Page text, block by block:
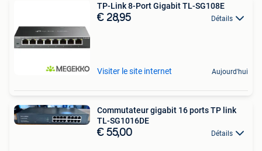
TP-Link 8-Port Gigabit TL-SG108E
€ 28,95 Détails
Visiter le site internet Aujourd'hui
Commutateur gigabit 16 ports TP link
TL-SG1016DE
€ 55,00 Détails